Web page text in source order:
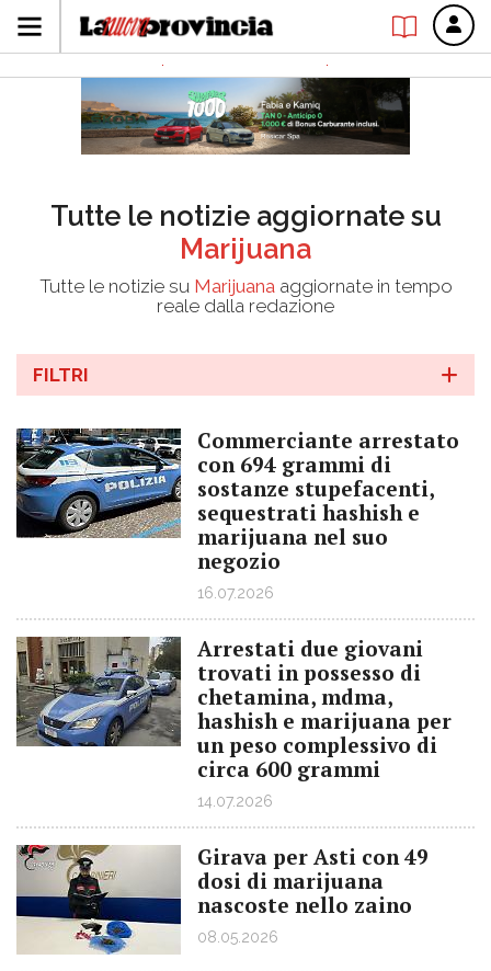
Tutte le notizie aggiornate su
Marijuana
Tutte le notizie su Marijuanaaggiornate in tempo
reale dalla redazione
FILTRI
Commerciante arrestato
con 694 grammi di
sostanze stupefacenti,
sequestrati hashish e
marijuana nel suo
negozio
16.07.2026
Arrestati due giovani
trovati in possesso di
chetamina, mdma,
hashish e marijuana per
un peso complessivo di
circa 600 grammi
14.07.2026
Girava per Asti con 49
dosi di marijuana
nascoste nello zaino
08.05.2026